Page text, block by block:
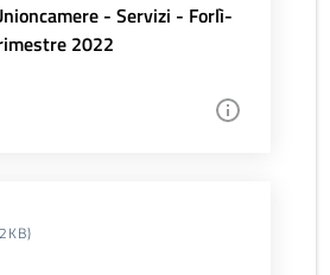
- Servizi - Forlì-
2022